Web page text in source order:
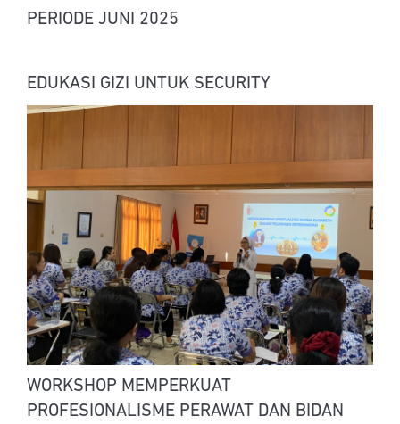
PERIODE JUNI 2025
EDUKASI GIZI UNTUK SECURITY
WORKSHOP MEMPERKUAT
PROFESIONALISME PERAWAT DAN BIDAN